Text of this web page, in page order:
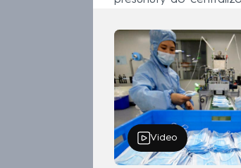
Video